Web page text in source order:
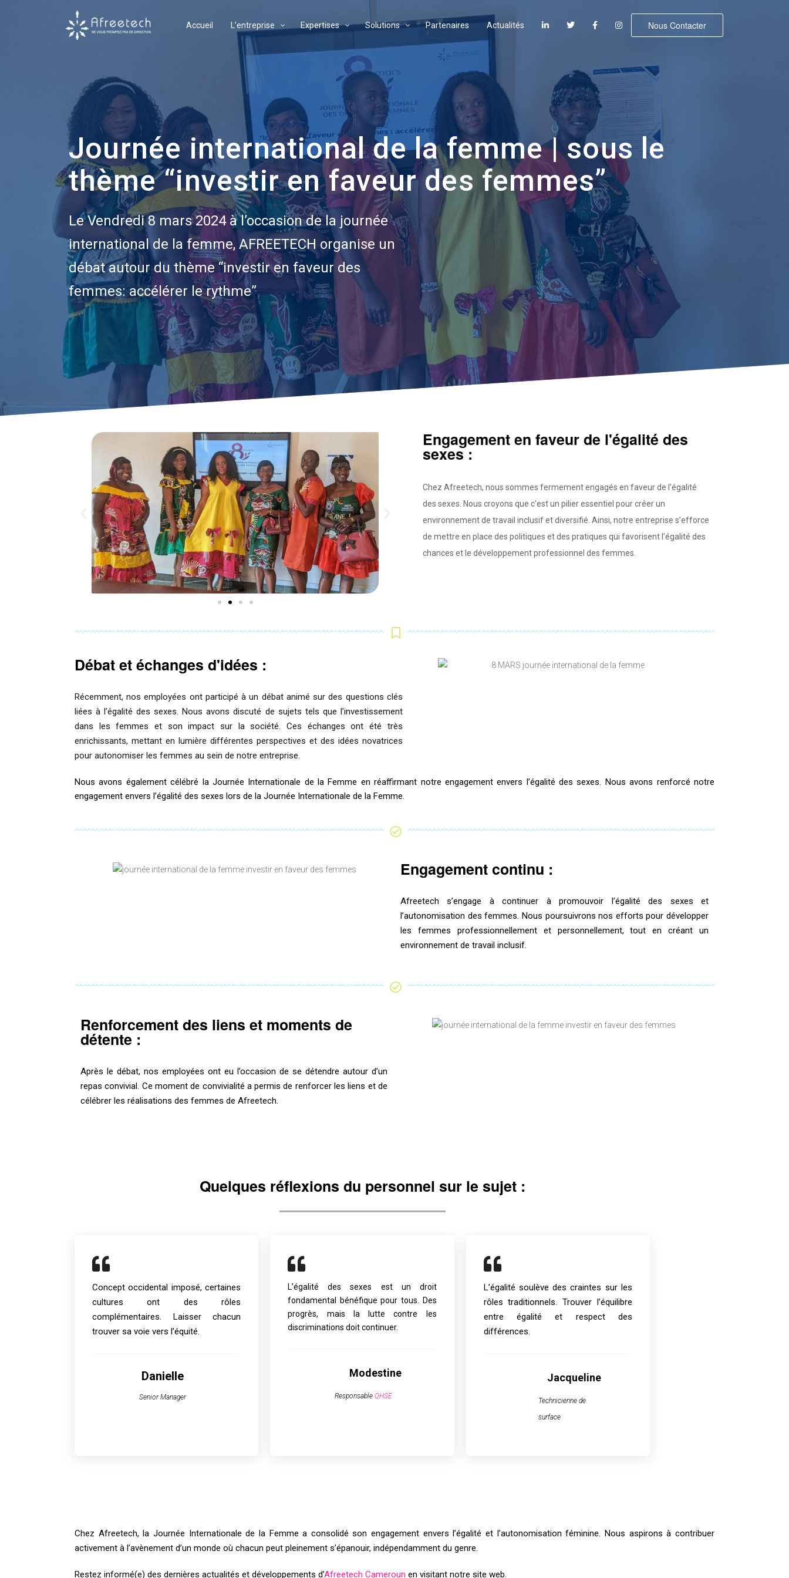
Accueil L’entreprise Expertises Solutions Partenaires Actualités Nous Contacter
Journée international de la femme | sous le
thème “investir en faveur des femmes”
Le Vendredi 8 mars 2024 à l’occasion de la journée
international de la femme, AFREETECH organise un
débat autour du thème “investir en faveur des
femmes: accélérer le rythme”
Engagement en faveur de l'égalité des
sexes :​
Chez Afreetech, nous sommes fermement engagés en faveur de l’égalité
des sexes. Nous croyons que c’est un pilier essentiel pour créer un
environnement de travail inclusif et diversifié. Ainsi, notre entreprise s’efforce
de mettre en place des politiques et des pratiques qui favorisent l’égalité des
chances et le développement professionnel des femmes.
Débat et échanges d'idées :
Récemment, nos employées ont participé à un débat animé sur des questions clés
liées à l’égalité des sexes. Nous avons discuté de sujets tels que l’investissement
dans les femmes et son impact sur la société. Ces échanges ont été très
enrichissants, mettant en lumière différentes perspectives et des idées novatrices
pour autonomiser les femmes au sein de notre entreprise.
Nous avons également célébré la Journée Internationale de la Femme en réaffirmant notre engagement envers l’égalité des sexes. Nous avons renforcé notre
engagement envers l’égalité des sexes lors de la Journée Internationale de la Femme.
Engagement continu :
Afreetech s’engage à continuer à promouvoir l’égalité des sexes et
l’autonomisation des femmes. Nous poursuivrons nos efforts pour développer
les femmes professionnellement et personnellement, tout en créant un
environnement de travail inclusif.
Renforcement des liens et moments de
détente :
Après le débat, nos employées ont eu l’occasion de se détendre autour d’un
repas convivial. Ce moment de convivialité a permis de renforcer les liens et de
célébrer les réalisations des femmes de Afreetech.
Quelques réflexions du personnel sur le sujet :
Concept occidental imposé, certaines
cultures ont des rôles
complémentaires. Laisser chacun
trouver sa voie vers l’équité.
Danielle
Senior Manager
L’égalité des sexes est un droit
fondamental bénéfique pour tous. Des
progrès, mais la lutte contre les
discriminations doit continuer.
Modestine
ResponsableQHSE
L’égalité soulève des craintes sur les
rôles traditionnels. Trouver l’équilibre
entre égalité et respect des
différences.
Jacqueline
Technicienne de
surface
Chez Afreetech, la Journée Internationale de la Femme a consolidé son engagement envers l’égalité et l’autonomisation féminine. Nous aspirons à contribuer
activement à l’avènement d’un monde où chacun peut pleinement s’épanouir, indépendamment du genre.
Restez informé(e) des dernières actualités et développements d’Afreetech Cameroun en visitant notre site web.